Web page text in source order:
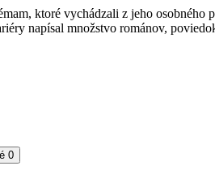
ktoré vychádzali z jeho
napísal množstvo románov,
0